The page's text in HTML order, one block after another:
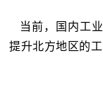
当前，国内工
提升北方地区的